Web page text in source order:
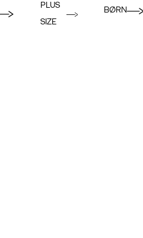
PLUS
SIZE
BØRN